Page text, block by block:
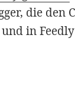
die den
in